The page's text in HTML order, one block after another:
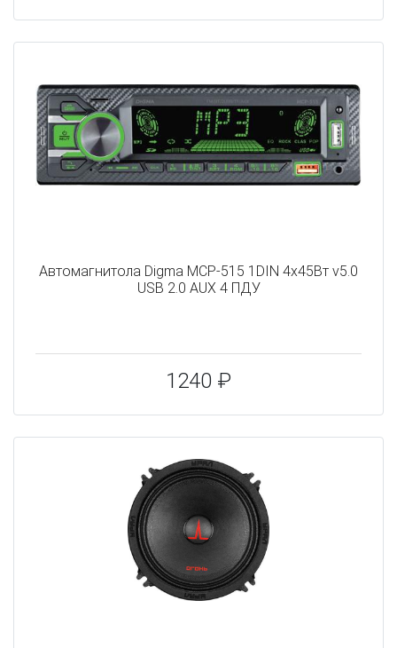
Автомагнитола Digma MCP-515 1DIN 4x45Вт v5.0
USB 2.0 AUX 4 ПДУ
1240 ₽